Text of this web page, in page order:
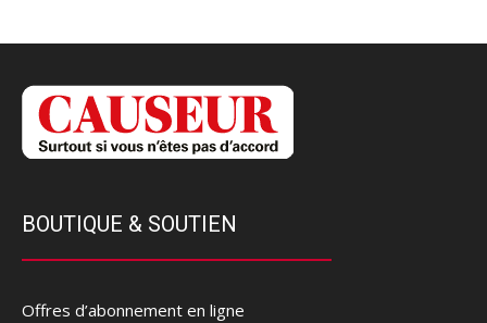
BOUTIQUE & SOUTIEN
Offres d’abonnement en ligne